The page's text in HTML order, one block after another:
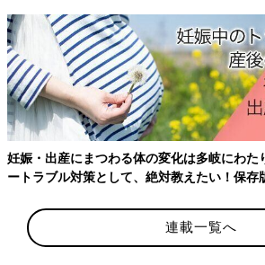
いに合わせて楽しめます。
花ものは、桜や梅、椿など開花の特別感を
実ものは、ウメモドキやキンズなど、赤や
楽しめます。
四季の移ろいに合わせて見頃となる樹種が
新春の梅の香りは、小さい鉢でもしっかり
緑が旺盛に芽吹き、夏の花が咲くのを嬉し
しみ、暑さが落ち着いてほっとしていると
近にある樹々だからこそ、枝の伸びや葉の
く「秋がきたな」と感じると、街中の風景
妊娠・出産にまつわる体の変化は多岐にわた
ートラブル対策として、絶対教えたい！保存
連載一覧へ